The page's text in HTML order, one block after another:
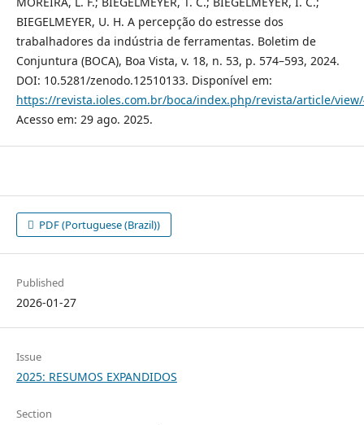
BIEGELMEYER, U. H. A percepção do estresse dos
trabalhadores da indústria de ferramentas. Boletim de
Conjuntura (BOCA), Boa Vista, v. 18, n. 53, p. 574–593, 2024.
DOI: 10.5281/zenodo.12510133. Disponível em:
https://revista.ioles.com.br/boca/index.php/revista/article/
Acesso em: 29 ago. 2025.
PDF (Portuguese (Brazil))
Published
2026-01-27
Issue
2025: RESUMOS EXPANDIDOS
Section